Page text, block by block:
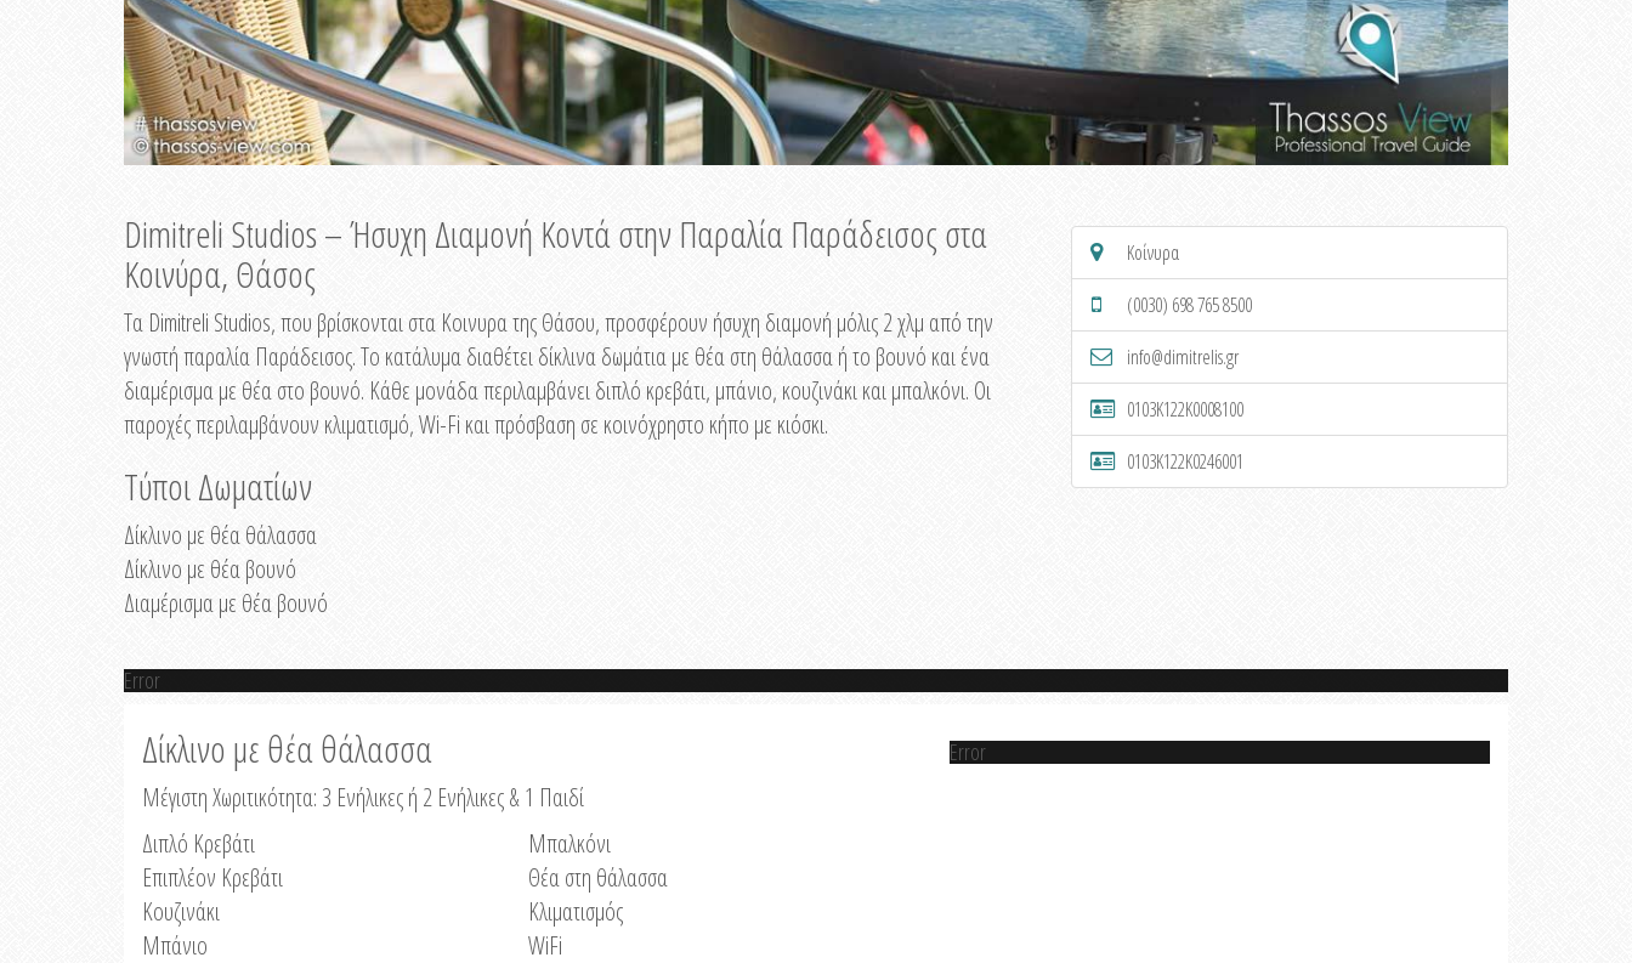
Dimitreli Studios – Ήσυχη Διαμονή Κοντά στην Παραλία Παράδεισος στα
Κοινύρα, Θάσος
Τα Dimitreli Studios, που βρίσκονται στα Κοινυρα της Θάσου, προσφέρουν ήσυχη διαμονή μόλις 2 χλμ από την
γνωστή παραλία Παράδεισος. Το κατάλυμα διαθέτει δίκλινα δωμάτια με θέα στη θάλασσα ή το βουνό και ένα
διαμέρισμα με θέα στο βουνό. Κάθε μονάδα περιλαμβάνει διπλό κρεβάτι, μπάνιο, κουζινάκι και μπαλκόνι. Οι
παροχές περιλαμβάνουν κλιματισμό, Wi-Fi και πρόσβαση σε κοινόχρηστο κήπο με κιόσκι.
Τύποι Δωματίων
Δίκλινο με θέα θάλασσα
Δίκλινο με θέα βουνό
Διαμέρισμα με θέα βουνό
Κοίνυρα
(0030) 698 765 8500
info@dimitrelis.gr
0103K122K0008100
0103K122K0246001
Error
Δίκλινο με θέα θάλασσα
Μέγιστη Χωριτικότητα: 3 Ενήλικες ή 2 Ενήλικες & 1 Παιδί
Διπλό Κρεβάτι
Επιπλέον Κρεβάτι
Κουζινάκι
Μπάνιο
Μπαλκόνι
Θέα στη θάλασσα
Κλιματισμός
WiFi
Error